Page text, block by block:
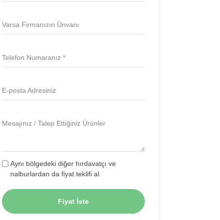
Varsa Firmanızın Ünvanı
Telefon Numaranız *
E-posta Adresiniz
Mesajınız / Talep Ettiğiniz Ürünler
Aynı bölgedeki diğer hırdavatçı ve
nalburlardan da fiyat teklifi al
Fiyat İste